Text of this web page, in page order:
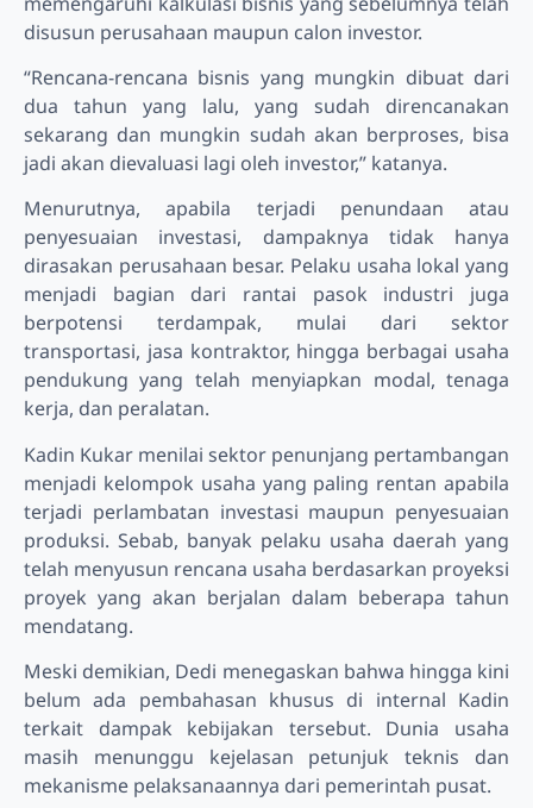
disusun perusahaan maupun calon investor.
“Rencana-rencana bisnis yang mungkin dibuat dari
dua tahun yang lalu, yang sudah direncanakan
sekarang dan mungkin sudah akan berproses, bisa
jadi akan dievaluasi lagi oleh investor,” katanya.
Menurutnya, apabila terjadi penundaan atau
penyesuaian investasi, dampaknya tidak hanya
dirasakan perusahaan besar. Pelaku usaha lokal yang
menjadi bagian dari rantai pasok industri juga
berpotensi terdampak, mulai dari sektor
transportasi, jasa kontraktor, hingga berbagai usaha
pendukung yang telah menyiapkan modal, tenaga
kerja, dan peralatan.
Kadin Kukar menilai sektor penunjang pertambangan
menjadi kelompok usaha yang paling rentan apabila
terjadi perlambatan investasi maupun penyesuaian
produksi. Sebab, banyak pelaku usaha daerah yang
telah menyusun rencana usaha berdasarkan proyeksi
proyek yang akan berjalan dalam beberapa tahun
mendatang.
Meski demikian, Dedi menegaskan bahwa hingga kini
belum ada pembahasan khusus di internal Kadin
terkait dampak kebijakan tersebut. Dunia usaha
masih menunggu kejelasan petunjuk teknis dan
mekanisme pelaksanaannya dari pemerintah pusat.